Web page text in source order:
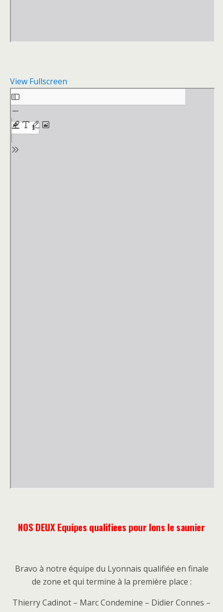
View Fullscreen
NOS DEUX Equipes qualifiees pour lons le saunier
Bravo à notre équipe du Lyonnais qualifiée en finale
de zone et qui termine à la première place :
Thierry Cadinot – Marc Condemine – Didier Connes –